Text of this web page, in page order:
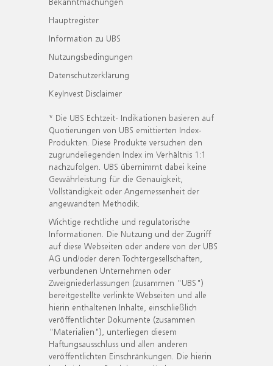
Hauptregister
Information zu UBS
Nutzungsbedingungen
Datenschutzerklärung
KeyInvest Disclaimer
* Die UBS Echtzeit- Indikationen basieren auf
Quotierungen von UBS emittierten Index-
Produkten. Diese Produkte versuchen den
zugrundeliegenden Index im Verhältnis 1:1
nachzufolgen. UBS übernimmt dabei keine
Gewährleistung für die Genauigkeit,
Vollständigkeit oder Angemessenheit der
angewandten Methodik.
Wichtige rechtliche und regulatorische
Informationen. Die Nutzung und der Zugriff
auf diese Webseiten oder andere von der UBS
AG und/oder deren Tochtergesellschaften,
verbundenen Unternehmen oder
Zweigniederlassungen (zusammen "UBS")
bereitgestellte verlinkte Webseiten und alle
hierin enthaltenen Inhalte, einschließlich
veröffentlichter Dokumente (zusammen
"Materialien"), unterliegen diesem
Haftungsausschluss und allen anderen
veröffentlichten Einschränkungen. Die hierin